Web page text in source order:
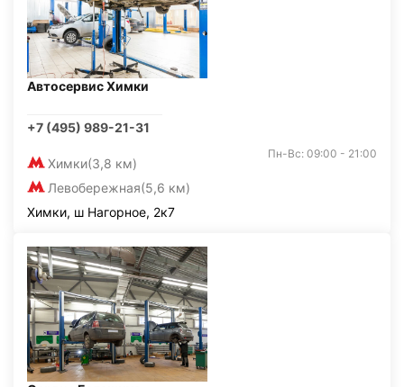
Автосервис Химки
+7 (495) 989-21-31
Химки(3,8 км)
Левобережная(5,6 км)
Пн-Вс: 09:00 - 21:00
Химки, ш Нагорное, 2к7